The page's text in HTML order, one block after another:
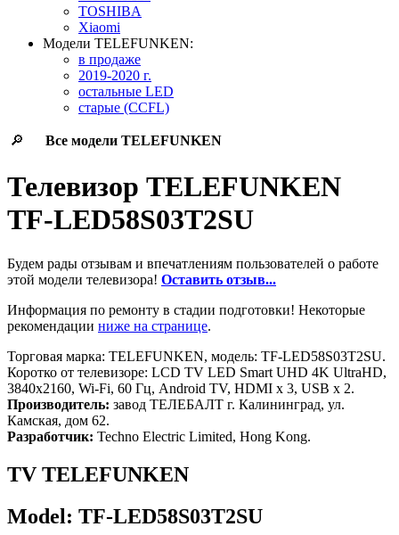
TOSHIBA
Xiaomi
Модели TELEFUNKEN:
в продаже
2019-2020 г.
остальные LED
старые (CCFL)
🔎 Все модели TELEFUNKEN
Телевизор TELEFUNKEN
TF-LED58S03T2SU
Будем рады отзывам и впечатлениям пользователей о работе
этой модели телевизора! Оставить отзыв...
Информация по ремонту в стадии подготовки! Некоторые
рекомендации ниже на странице.
Торговая марка: TELEFUNKEN, модель: TF-LED58S03T2SU.
Коротко от телевизоре: LCD TV LED Smart UHD 4K UltraHD,
3840x2160, Wi-Fi, 60 Гц, Android TV, HDMI х 3, USB х 2.
Производитель: завод ТЕЛЕБАЛТ г. Калининград, ул.
Камская, дом 62.
Разработчик: Techno Electric Limited, Hong Kong.
TV TELEFUNKEN
Model: TF-LED58S03T2SU